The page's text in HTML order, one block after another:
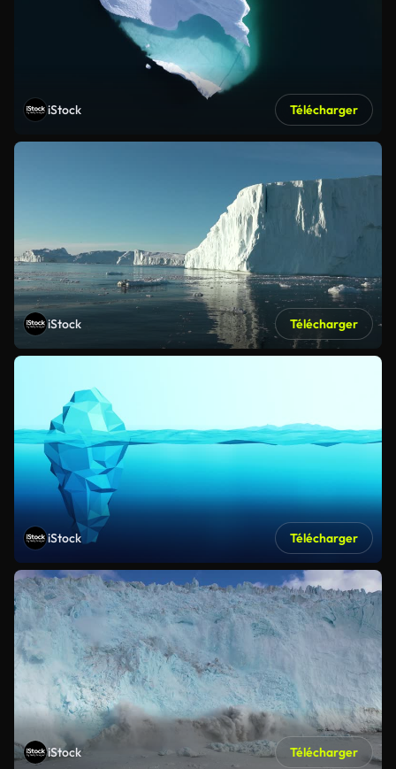
iStock Télécharger
iStock Télécharger
iStock Télécharger
iStock Télécharger